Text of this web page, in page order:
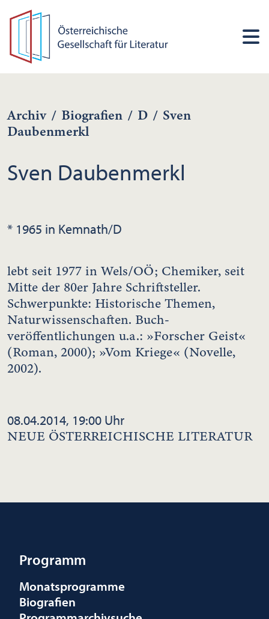
Archiv / Biografien / D / Sven
Daubenmerkl
Sven Daubenmerkl
* 1965 in Kemnath/D
lebt seit 1977 in Wels/OÖ; Chemiker, seit
Mitte der 80er Jahre Schriftsteller.
Schwerpunkte: Historische Themen,
Naturwissenschaften. Buch-
veröffentlichungen u.a.: »Forscher Geist«
(Roman, 2000); »Vom Kriege« (Novelle,
2002).
08.04.2014, 19:00 Uhr
NEUE ÖSTERREICHISCHE LITERATUR
Programm
Monatsprogramme
Biografien